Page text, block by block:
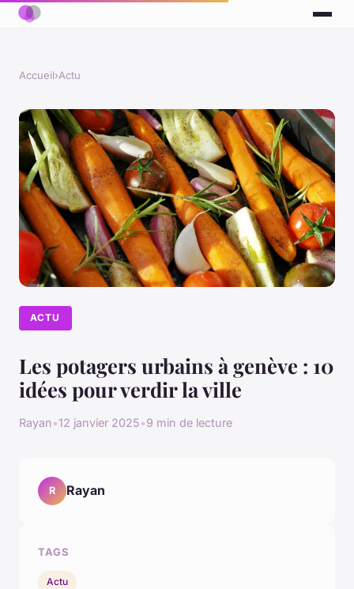
Accueil›Actu
ACTU
Les potagers urbains à genève : 10
idées pour verdir la ville
Rayan•12 janvier 2025•9 min de lecture
R Rayan
TAGS
Actu